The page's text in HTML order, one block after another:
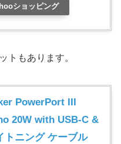
ショッピング
トもあります。
PowerPort III
20W with USB-C &
トニング ケーブル